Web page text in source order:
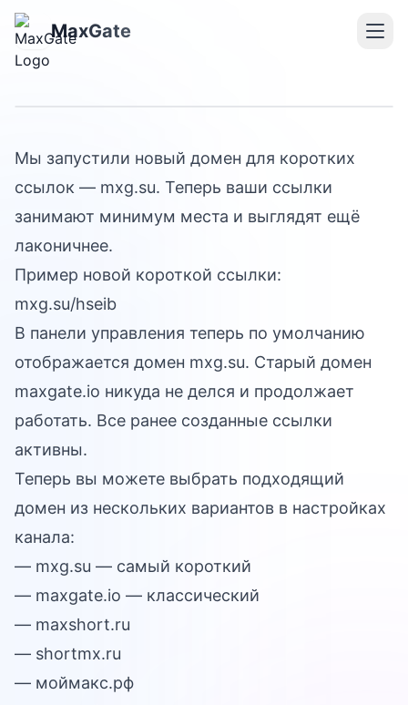
MaxGate
Короткие ссылки стали
ещё короче
Мы запустили новый домен для коротких
ссылок — mxg.su. Теперь ваши ссылки
занимают минимум места и выглядят ещё
лаконичнее.
Пример новой короткой ссылки:
mxg.su/hseib
В панели управления теперь по умолчанию
отображается домен mxg.su. Старый домен
maxgate.io никуда не делся и продолжает
работать. Все ранее созданные ссылки
активны.
Теперь вы можете выбрать подходящий
домен из нескольких вариантов в настройках
канала:
— mxg.su — самый короткий
— maxgate.io — классический
— maxshort.ru
— shortmx.ru
— моймакс.рф